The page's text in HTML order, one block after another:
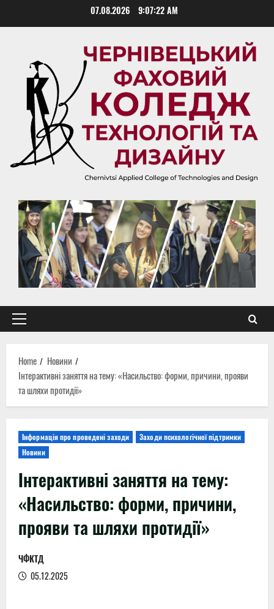
07.08.2026 9:07:23 AM
Primary
Home
Новини
Інтерактивні заняття на тему: «Насильство: форми, причини, прояви
та шляхи протидії»
Інформація про проведені заходи
Заходи психологічної підтримки
Новини
Інтерактивні заняття на тему:
«Насильство: форми, причини,
прояви та шляхи протидії»
ЧФКТД
05.12.2025